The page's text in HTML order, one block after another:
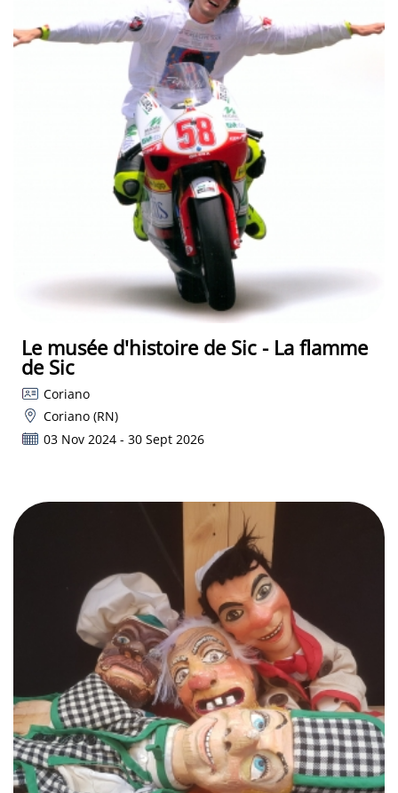
Le musée d'histoire de Sic - La flamme
de Sic
Coriano
Coriano (RN)
03 Nov 2024 - 30 Sept 2026